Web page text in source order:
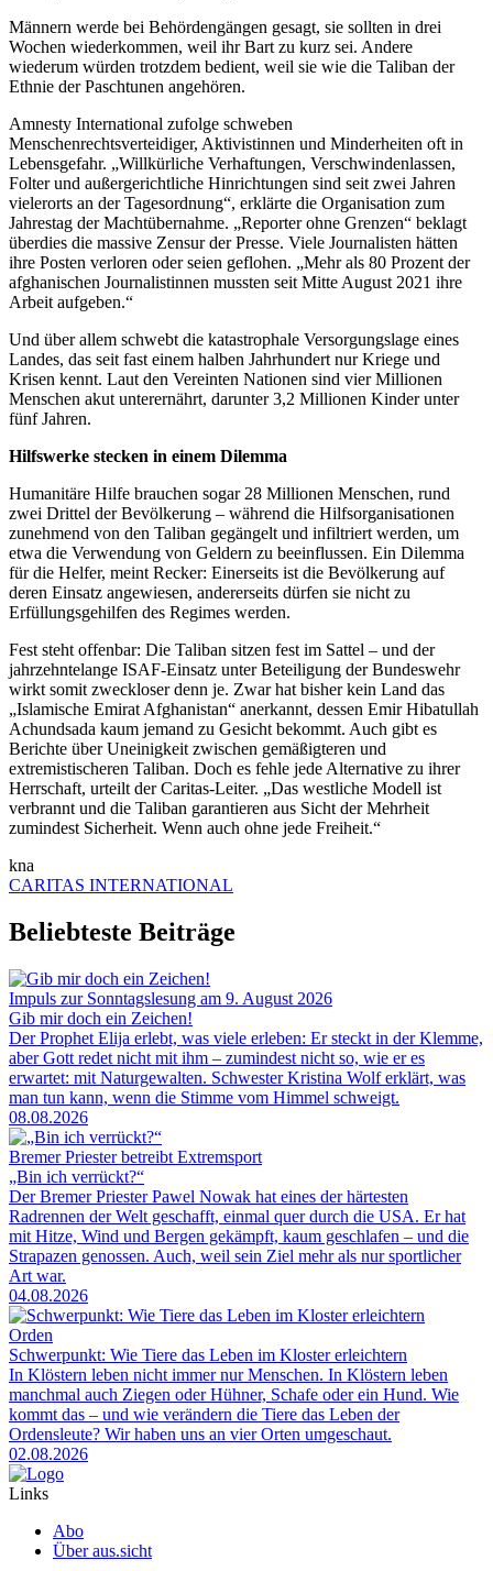
Männern werde bei Behördengängen gesagt, sie sollten in drei
Wochen wiederkommen, weil ihr Bart zu kurz sei. Andere
wiederum würden trotzdem bedient, weil sie wie die Taliban der
Ethnie der Paschtunen angehören.
Amnesty International zufolge schweben
Menschenrechtsverteidiger, Aktivistinnen und Minderheiten oft in
Lebensgefahr. „Willkürliche Verhaftungen, Verschwindenlassen,
Folter und außergerichtliche Hinrichtungen sind seit zwei Jahren
vielerorts an der Tagesordnung“, erklärte die Organisation zum
Jahrestag der Machtübernahme. „Reporter ohne Grenzen“ beklagt
überdies die massive Zensur der Presse. Viele Journalisten hätten
ihre Posten verloren oder seien geflohen. „Mehr als 80 Prozent der
afghanischen Journalistinnen mussten seit Mitte August 2021 ihre
Arbeit aufgeben.“
Und über allem schwebt die katastrophale Versorgungslage eines
Landes, das seit fast einem halben Jahrhundert nur Kriege und
Krisen kennt. Laut den Vereinten Nationen sind vier Millionen
Menschen akut unterernährt, darunter 3,2 Millionen Kinder unter
fünf Jahren.
Hilfswerke stecken in einem Dilemma
Humanitäre Hilfe brauchen sogar 28 Millionen Menschen, rund
zwei Drittel der Bevölkerung – während die Hilfsorganisationen
zunehmend von den Taliban gegängelt und infiltriert werden, um
etwa die Verwendung von Geldern zu beeinflussen. Ein Dilemma
für die Helfer, meint Recker: Einerseits ist die Bevölkerung auf
deren Einsatz angewiesen, andererseits dürfen sie nicht zu
Erfüllungsgehilfen des Regimes werden.
Fest steht offenbar: Die Taliban sitzen fest im Sattel – und der
jahrzehntelange ISAF-Einsatz unter Beteiligung der Bundeswehr
wirkt somit zweckloser denn je. Zwar hat bisher kein Land das
„Islamische Emirat Afghanistan“ anerkannt, dessen Emir Hibatullah
Achundsada kaum jemand zu Gesicht bekommt. Auch gibt es
Berichte über Uneinigkeit zwischen gemäßigteren und
extremistischeren Taliban. Doch es fehle jede Alternative zu ihrer
Herrschaft, urteilt der Caritas-Leiter. „Das westliche Modell ist
verbrannt und die Taliban garantieren aus Sicht der Mehrheit
zumindest Sicherheit. Wenn auch ohne jede Freiheit.“
kna
CARITAS INTERNATIONAL
Beliebteste Beiträge
Impuls zur Sonntagslesung am 9. August 2026
Gib mir doch ein Zeichen!
Der Prophet Elija erlebt, was viele erleben: Er steckt in der Klemme,
aber Gott redet nicht mit ihm – zumindest nicht so, wie er es
erwartet: mit Naturgewalten. Schwester Kristina Wolf erklärt, was
man tun kann, wenn die Stimme vom Himmel schweigt.
08.08.2026
Bremer Priester betreibt Extremsport
„Bin ich verrückt?“
Der Bremer Priester Pawel Nowak hat eines der härtesten
Radrennen der Welt geschafft, einmal quer durch die USA. Er hat
mit Hitze, Wind und Bergen gekämpft, kaum geschlafen – und die
Strapazen genossen. Auch, weil sein Ziel mehr als nur sportlicher
Art war.
04.08.2026
Orden
Schwerpunkt: Wie Tiere das Leben im Kloster erleichtern
In Klöstern leben nicht immer nur Menschen. In Klöstern leben
manchmal auch Ziegen oder Hühner, Schafe oder ein Hund. Wie
kommt das – und wie verändern die Tiere das Leben der
Ordensleute? Wir haben uns an vier Orten umgeschaut.
02.08.2026
Links
Abo
Über aus.sicht